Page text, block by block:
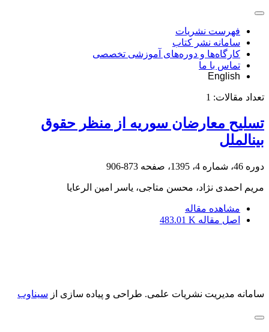
فهرست نشریات
سامانه نشر کتاب
کارگاه‌ها و دوره‌های آموزشی تخصصی
تماس با ما
English
تعداد مقالات: 1
تسلیح معارضان سوریه از منظر حقوق
بین‏الملل
دوره 46، شماره 4، 1395، صفحه 873-906
مریم احمدی نژاد، محسن متاجی، یاسر امین الرعایا
مشاهده مقاله
اصل مقاله 483.01 K
سامانه مدیریت نشریات علمی. طراحی و پیاده سازی از سیناوب